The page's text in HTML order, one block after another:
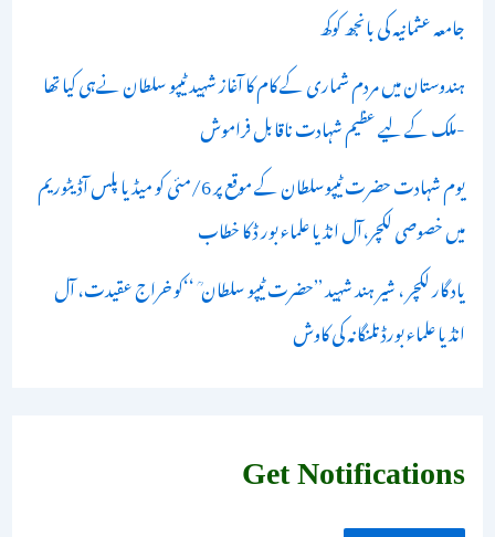
جامعہ عثمانیہ کی بانجھ کوکھ
ہندوستان میں مردم شماری کے کام کا آغاز شہید ٹیپو سلطان نےہی کیا تھا
-ملک کے لیے عظیم شہادت ناقابل فراموش
یوم شہادت حضرت ٹیپوسلطان کے موقع پر 6/مئی کو میڈیا پلس آڈیٹوریم
میں خصوصی لکچر،آل انڈیا علماء بور ڈ کا خطاب
یاد گار لکچر ، شیر ہند شہید ’’حضرت ٹیپو سلطان ؒ ‘‘کو خراج عقیدت، آل
انڈیا علماء بورڈ تلنگانہ کی کاوش
Get Notifications